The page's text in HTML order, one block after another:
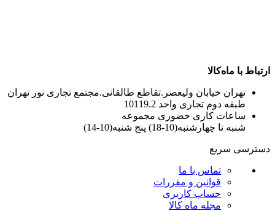
ارتباط با ماه‌کالا
تهران خیابان ولیعصر.تقاطع طالقانی.مجتمع تجاری نور تهران
طبقه دوم تجاری واحد 10119.2
ساعات کاری حضوری مجموعه
شنبه تا چهارشنبه(10-18) پنج شنبه(10-14)
دسترسی سریع
تماس با ما
قوانین و مقررات
حساب کاربری
مجله ماه کالا